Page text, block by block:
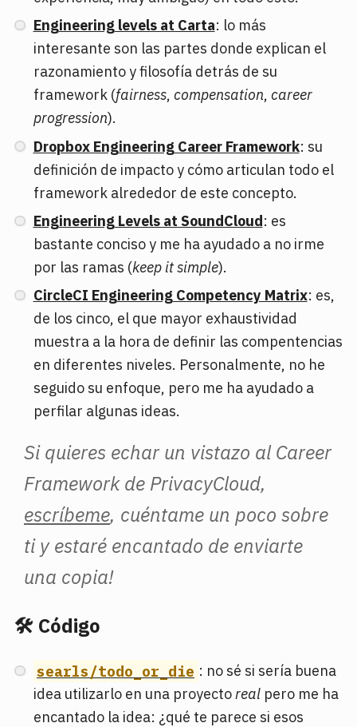
Engineering levels at Carta: lo más
interesante son las partes donde explican el
razonamiento y filosofía detrás de su
framework (fairness, compensation, career
progression).
Dropbox Engineering Career Framework: su
definición de impacto y cómo articulan todo el
framework alrededor de este concepto.
Engineering Levels at SoundCloud: es
bastante conciso y me ha ayudado a no irme
por las ramas (keep it simple).
CircleCI Engineering Competency Matrix: es,
de los cinco, el que mayor exhaustividad
muestra a la hora de definir las compentencias
en diferentes niveles. Personalmente, no he
seguido su enfoque, pero me ha ayudado a
perfilar algunas ideas.
Si quieres echar un vistazo al Career
Framework de PrivacyCloud,
escríbeme, cuéntame un poco sobre
ti y estaré encantado de enviarte
una copia!
🛠 Código
searls/todo_or_die : no sé si sería buena
idea utilizarlo en una proyectorealpero me ha
encantado la idea: ¿qué te parece si esos